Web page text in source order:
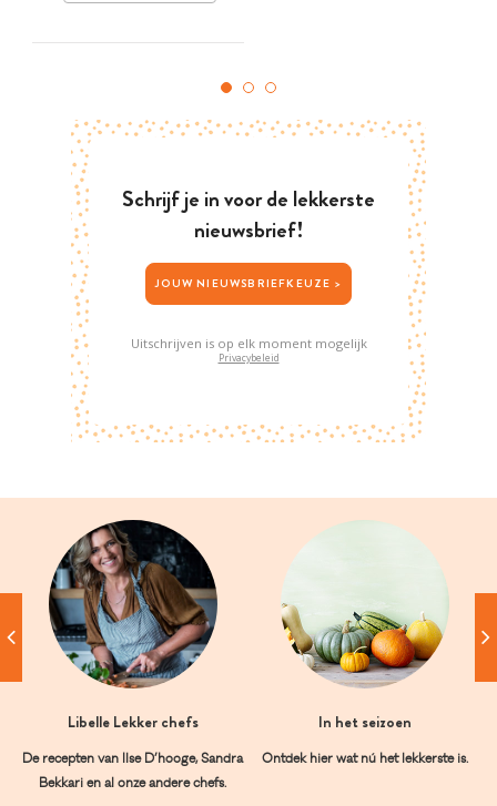
Schrijf je in voor de lekkerste
nieuwsbrief!
JOUW NIEUWSBRIEFKEUZE >
Uitschrijven is op elk moment mogelijk
Privacybeleid
Libelle Lekker chefs
De recepten van Ilse D’hooge, Sandra
Bekkari en al onze andere chefs.
In het seizoen
Ontdek hier wat nú het lekkerste is.